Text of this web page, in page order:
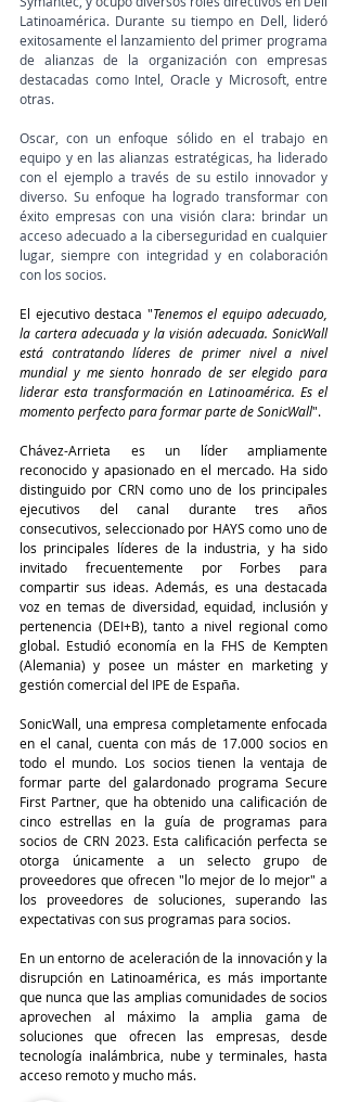
Latinoamérica. Durante su tiempo en Dell, lideró
exitosamente el lanzamiento del primer programa
de alianzas de la organización con empresas
destacadas como Intel, Oracle y Microsoft, entre
otras.
Oscar, con un enfoque sólido en el trabajo en
equipo y en las alianzas estratégicas, ha liderado
con el ejemplo a través de su estilo innovador y
diverso. Su enfoque ha logrado transformar con
éxito empresas con una visión clara: brindar un
acceso adecuado a la ciberseguridad en cualquier
lugar, siempre con integridad y en colaboración
con los socios.
El ejecutivo destaca "Tenemos el equipo adecuado,
la cartera adecuada y la visión adecuada. SonicWall
está contratando líderes de primer nivel a nivel
mundial y me siento honrado de ser elegido para
liderar esta transformación en Latinoamérica. Es el
momento perfecto para formar parte de SonicWall".
Chávez-Arrieta es un líder ampliamente
reconocido y apasionado en el mercado. Ha sido
distinguido por CRN como uno de los principales
ejecutivos del canal durante tres años
consecutivos, seleccionado por HAYS como uno de
los principales líderes de la industria, y ha sido
invitado frecuentemente por Forbes para
compartir sus ideas. Además, es una destacada
voz en temas de diversidad, equidad, inclusión y
pertenencia (DEI+B), tanto a nivel regional como
global. Estudió economía en la FHS de Kempten
(Alemania) y posee un máster en marketing y
gestión comercial del IPE de España.
SonicWall, una empresa completamente enfocada
en el canal, cuenta con más de 17.000 socios en
todo el mundo. Los socios tienen la ventaja de
formar parte del galardonado programa Secure
First Partner, que ha obtenido una calificación de
cinco estrellas en la guía de programas para
socios de CRN 2023. Esta calificación perfecta se
otorga únicamente a un selecto grupo de
proveedores que ofrecen "lo mejor de lo mejor" a
los proveedores de soluciones, superando las
expectativas con sus programas para socios.
En un entorno de aceleración de la innovación y la
disrupción en Latinoamérica, es más importante
que nunca que las amplias comunidades de socios
aprovechen al máximo la amplia gama de
soluciones que ofrecen las empresas, desde
tecnología inalámbrica, nube y terminales, hasta
acceso remoto y mucho más.